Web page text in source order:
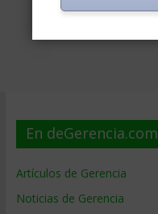
En deGerencia.com
Artículos de Gerencia
Noticias de Gerencia